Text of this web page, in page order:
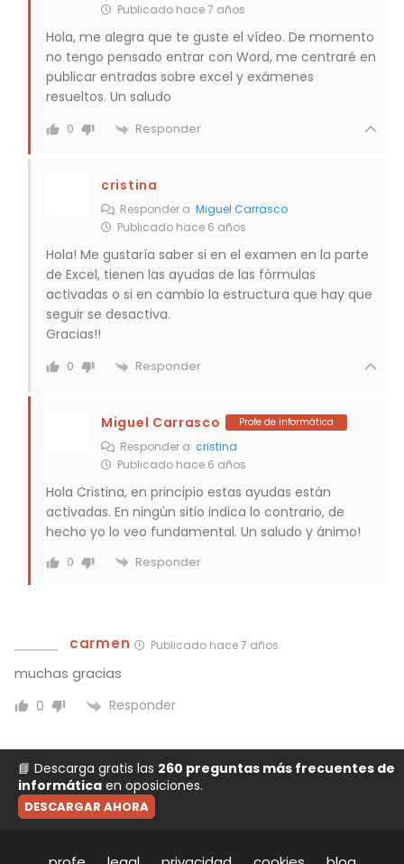
Publicado hace 7 años
Hola, me alegra que te guste el vídeo. De momento
no tengo pensado entrar con Word, me centraré en
publicar entradas sobre excel y exámenes
resueltos. Un saludo
0 Responder
cristina
Responder a Miguel Carrasco
Publicado hace 6 años
Hola! Me gustaría saber si en el examen en la parte
de Excel, tienen las ayudas de las fórmulas
activadas o si en cambio la estructura que hay que
seguir se desactiva.
Gracias!!
0 Responder
Miguel Carrasco Profe de informática
Responder a cristina
Publicado hace 6 años
Hola Cristina, en principio estas ayudas están
activadas. En ningún sitio indica lo contrario, de
hecho yo lo veo fundamental. Un saludo y ánimo!
0 Responder
carmen Publicado hace 7 años
muchas gracias
0 Responder
📘 Descarga gratis las 260 preguntas más frecuentes de
informática en oposiciones.
DESCARGAR AHORA